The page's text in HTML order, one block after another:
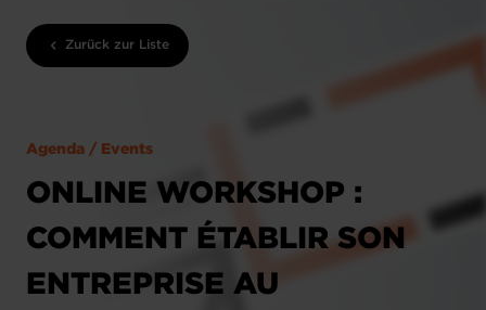
Zurück zur Liste
Agenda / Events
ONLINE WORKSHOP :
COMMENT ÉTABLIR SON
ENTREPRISE AU